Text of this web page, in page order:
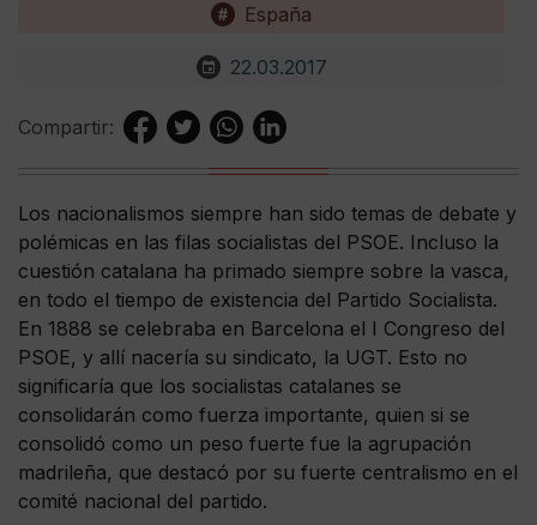
España
22.03.2017
Compartir:
Los nacionalismos siempre han sido temas de debate y
polémicas en las filas socialistas del PSOE. Incluso la
cuestión catalana ha primado siempre sobre la vasca,
en todo el tiempo de existencia del Partido Socialista.
En 1888 se celebraba en Barcelona el I Congreso del
PSOE, y allí nacería su sindicato, la UGT. Esto no
significaría que los socialistas catalanes se
consolidarán como fuerza importante, quien si se
consolidó como un peso fuerte fue la agrupación
madrileña, que destacó por su fuerte centralismo en el
comité nacional del partido.